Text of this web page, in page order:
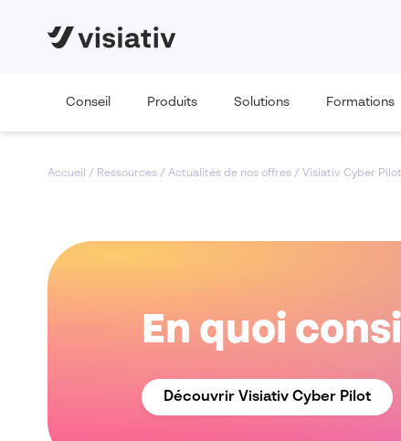
Conseil Produits Solutions Formations
Accueil / Ressources / Actualités de nos offres / Visiativ Cyber Pilot
En quoi
Découvrir Visiativ Cyber Pilot